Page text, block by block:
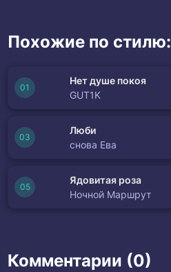
Похожие по стилю:
Нет душе покоя
GUT1K
Люби
снова Ева
Ядовитая роза
Ночной Маршрут
Комментарии (0)